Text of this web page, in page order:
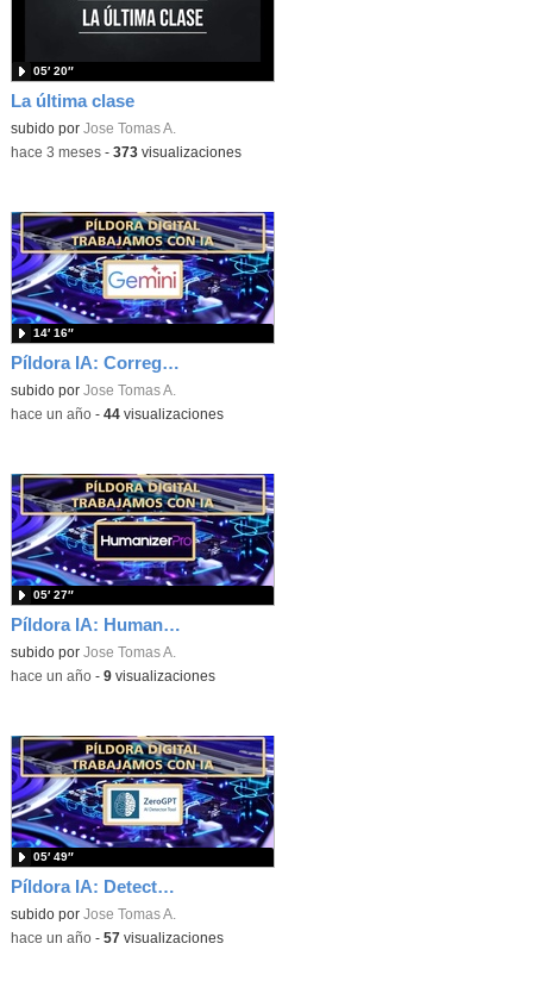
La última clase
subido por Jose Tomas A.
05′ 20″
-hace 3 meses- 373visualizaciones
Píldora IA: Corregir trabajos PDF
subido por Jose Tomas A.
14′ 16″
-hace un año- 44visualizaciones
Píldora IA: Humanizadores de textos IA
subido por Jose Tomas A.
05′ 27″
-hace un año- 9visualizaciones
Píldora IA: Detectores IA
subido por Jose Tomas A.
05′ 49″
-hace un año- 57 visualizaciones